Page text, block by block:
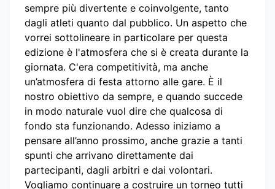
sempre più divertente e coinvolgente, tanto
dagli atleti quanto dal pubblico. Un aspetto che
vorrei sottolineare in particolare per questa
edizione è l'atmosfera che si è creata durante la
giornata. C'era competitività, ma anche
un’atmosfera di festa attorno alle gare. È il
nostro obiettivo da sempre, e quando succede
in modo naturale vuol dire che qualcosa di
fondo sta funzionando. Adesso iniziamo a
pensare all’anno prossimo, anche grazie a tanti
spunti che arrivano direttamente dai
partecipanti, dagli arbitri e dai volontari.
Vogliamo continuare a costruire un torneo tutti